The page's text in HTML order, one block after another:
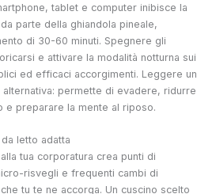
tablet e computer inibisce la
da parte della ghiandola pineale,
di 30-60 minuti. Spegnere gli
e attivare la modalità notturna sui
ed efficaci accorgimenti. Leggere un
permette di evadere, ridurre
e preparare la mente al riposo.
letto adatta
tua corporatura crea punti di
risvegli e frequenti cambi di
tu te ne accorga. Un cuscino scelto